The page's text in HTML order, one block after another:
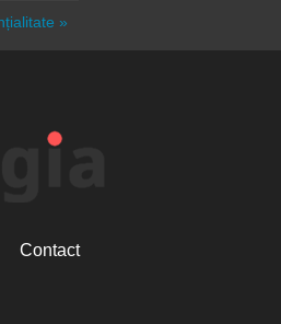
»
Contact